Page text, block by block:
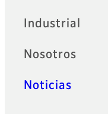
Industrial
Nosotros
Noticias